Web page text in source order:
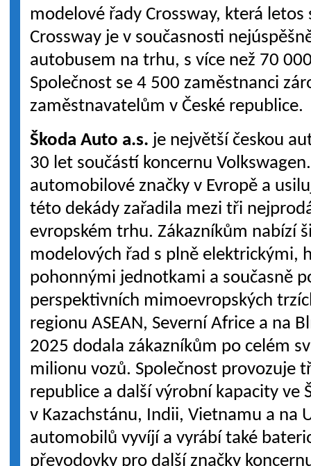
modelové řady Crossway, která
Crossway je v současnosti
autobusem na trhu, s více než 70
Společnost se 4 500 zaměstnanci
zaměstnavatelům v České republice.
Škoda Auto a.s. je největší českou
30 let součástí koncernu
automobilové značky v Evropě a
této dekády zařadila mezi tři
evropském trhu. Zákazníkům nabízí
modelových řad s plně elektrickými,
pohonnými jednotkami a současně
perspektivních mimoevropských
regionu ASEAN, Severní Africe a na
2025 dodala zákazníkům po celém
milionu vozů. Společnost provozuje
republice a další výrobní kapacity ve
v Kazachstánu, Indii, Vietnamu a na
automobilů vyvíjí a vyrábí také
převodovky pro další značky